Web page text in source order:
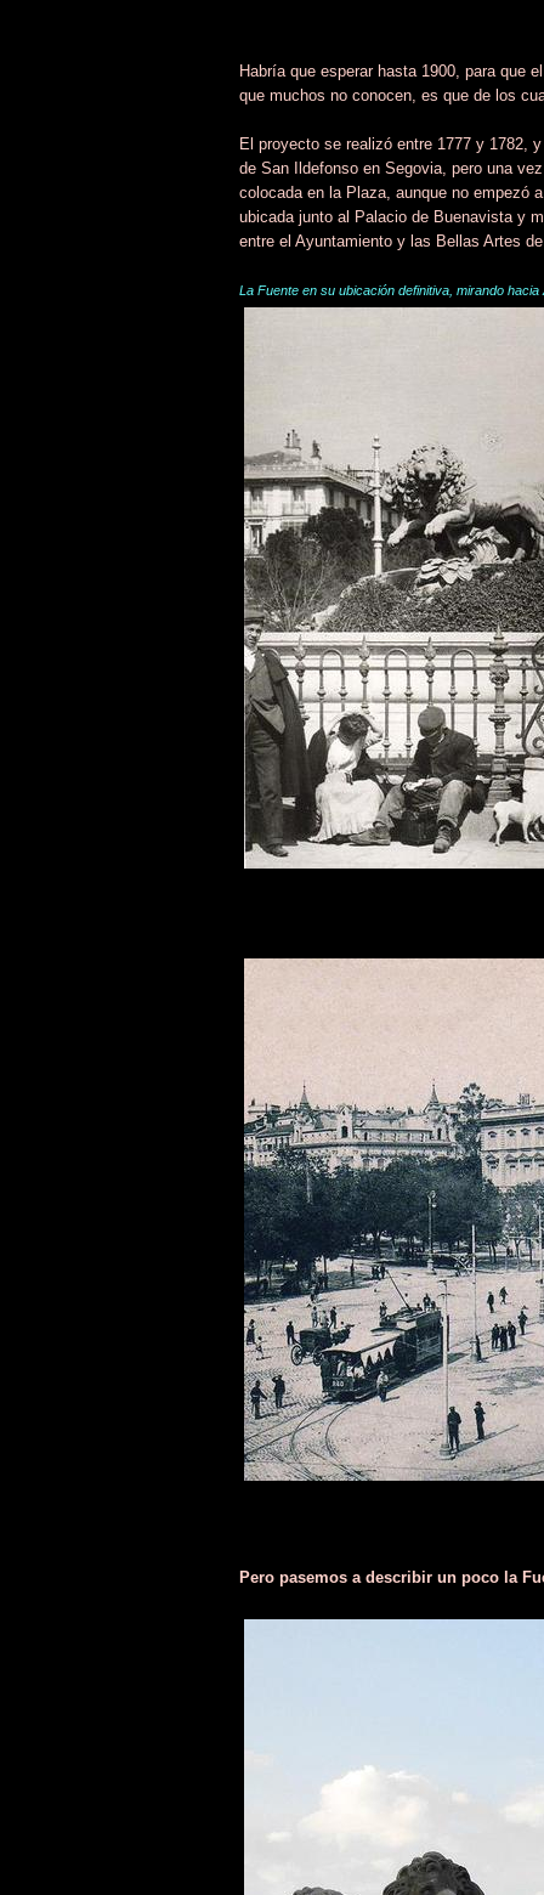
Habría que esperar hasta 1900, para que
que muchos no conocen, es que de los
El proyecto se realizó entre 1777 y 1782,
de San Ildefonso en Segovia, pero una
colocada en la Plaza, aunque no empezó
ubicada junto al Palacio de Buenavista y
entre el Ayuntamiento y las Bellas Artes
La Fuente en su ubicación definitiva, mirando
Pero pasemos a describir un poco la